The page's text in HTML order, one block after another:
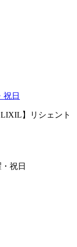
祝日
LIXIL】リシェント
祝日